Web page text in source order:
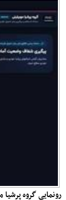
رونمایی گروه پرشیا